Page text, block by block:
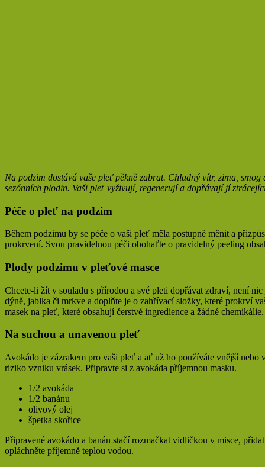
Na podzim dostává vaše pleť pěkně zabrat. Chladný vítr, zima,
sezónních plodin. Vaši pleť vyživují, regenerují a dopřávají jí
Péče o pleť na podzim
Během podzimu by se péče o vaši pleť měla postupně měnit a
prokrvení. Svou pravidelnou péči obohaťte o pravidelný peeling
Plody podzimu v pleťové masce
Chcete-li žít v souladu s přírodou a své pleti dopřávat zdraví, není
dýně, jablka či mrkve a doplňte je o zahřívací složky, které prokrví
masek na pleť, které obsahují čerstvé ingredience a žádné
Na suchou a unavenou pleť
Avokádo je zázrakem pro vaši pleť a ať už ho používáte vnější
riziko vzniku vrásek. Připravte si z avokáda příjemnou masku.
1/2 avokáda
1/2 banánu
olivový olej
špetka skořice
Připravené avokádo a banán stačí rozmačkat vidličkou v misce,
opláchněte příjemně teplou vodou.